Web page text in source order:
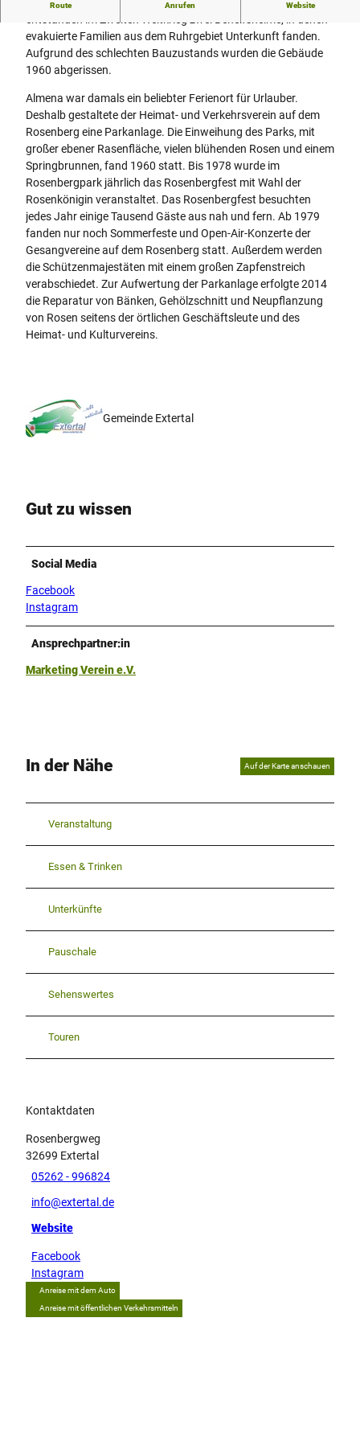
Route Anrufen Website
evakuierte Familien aus dem Ruhrgebiet Unterkunft fanden.
Aufgrund des schlechten Bauzustands wurden die Gebäude
1960 abgerissen.
Almena war damals ein beliebter Ferienort für Urlauber.
Deshalb gestaltete der Heimat- und Verkehrsverein auf dem
Rosenberg eine Parkanlage. Die Einweihung des Parks, mit
großer ebener Rasenfläche, vielen blühenden Rosen und einem
Springbrunnen, fand 1960 statt. Bis 1978 wurde im
Rosenbergpark jährlich das Rosenbergfest mit Wahl der
Rosenkönigin veranstaltet. Das Rosenbergfest besuchten
jedes Jahr einige Tausend Gäste aus nah und fern. Ab 1979
fanden nur noch Sommerfeste und Open-Air-Konzerte der
Gesangvereine auf dem Rosenberg statt. Außerdem werden
die Schützenmajestäten mit einem großen Zapfenstreich
verabschiedet. Zur Aufwertung der Parkanlage erfolgte 2014
die Reparatur von Bänken, Gehölzschnitt und Neupflanzung
von Rosen seitens der örtlichen Geschäftsleute und des
Heimat- und Kulturvereins.
Gemeinde Extertal
Gut zu wissen
Social Media
Facebook
Instagram
Ansprechpartner:in
Marketing Verein e.V.
In der Nähe Auf der Karte anschauen
Veranstaltung
Essen & Trinken
Unterkünfte
Pauschale
Sehenswertes
Touren
Kontaktdaten
Rosenbergweg
32699 Extertal
05262 - 996824
info@extertal.de
Website
Facebook
Instagram
Anreise mit dem Auto
Anreise mit öffentlichen Verkehrsmitteln